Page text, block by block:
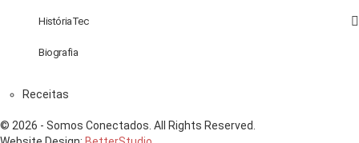
HistóriaTec
Biografia
Receitas
© 2026 - Somos Conectados. All Rights Reserved.